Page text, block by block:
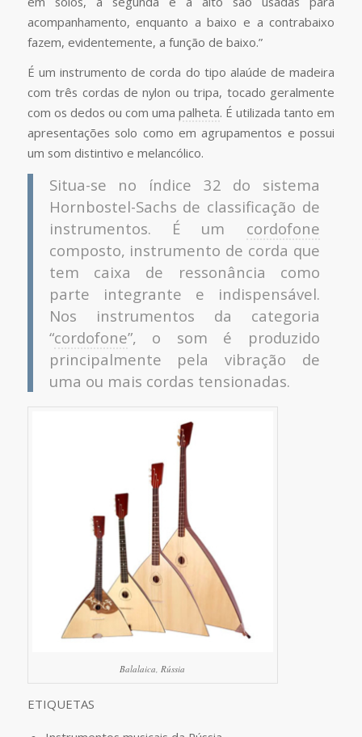
acompanhamento, enquanto a baixo e a contrabaixo
fazem, evidentemente, a função de baixo.”
É um instrumento de corda do tipo alaúde de madeira
com três cordas de nylon ou tripa, tocado geralmente
com os dedos ou com umapalheta. É utilizada tanto em
apresentações solo como em agrupamentos e possui
um som distintivo e melancólico.
Situa-se no índice 32 do sistema
Hornbostel-Sachs de classificação de
instrumentos. É um cordofone
composto, instrumento de corda que
tem caixa de ressonância como
parte integrante e indispensável.
Nos instrumentos da categoria
“cordofone”, o som é produzido
principalmente pela vibração de
uma ou mais cordas tensionadas.
Balalaica, Rússia
ETIQUETAS